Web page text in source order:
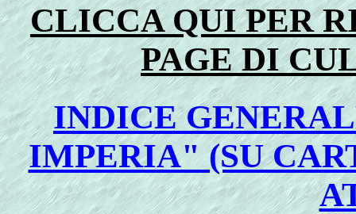
CLICCA QUI PER
PAGE DI
INDICE
IMPERIA" (SU